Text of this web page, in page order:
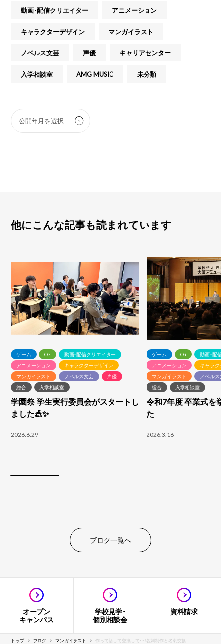
動画・配信クリエイター アニメーション
キャラクターデザイン マンガイラスト
ノベルス文芸 声優 キャリアセンター
入学相談室 AMG MUSIC 未分類
他にこんな記事も読まれています
ゲーム CG
動画・配信クリエイター
アニメーション
キャラクターデザイン
マンガイラスト
ノベルス文芸
声優
総合
入学相談室
学園祭 学生実行委員会がスタートし
ました🎪✨
2026.6.29
ゲーム CG
動画・配
アニメーション
キャラ
マンガイラスト
ノベル
総合
入学相談室
令和7年度 卒業式を
た
2026.3.16
ブログ一覧へ
オープン
キャンパス
学校見学・
個別相談会
資料請求
トップ ブログ マンガイラスト 作って話して交換して…！名刺制作と名刺交換